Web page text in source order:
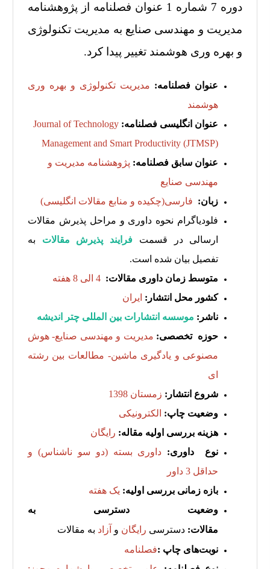
دوره 7 شماره 1 عنوان فصلنامه از پژوهشنامه
مدیریت و مهندسی صنایع به مدیریت تکنولوژی
و بهره وری هوشمند تغییر پیدا کرد.
عنوان فصلنامه: مدیریت تکنولوژی و بهره وری
هوشمند
عنوان انگلیسی فصلنامه: Journal of Technology
Management and Smart Productivity (JTMSP)
عنوان سابق فصلنامه: پژوهشنامه مدیریت و
مهندسی صنایع
زبان: فارسی(چکیده و منابع مقالات انگلیسی)
فلودیاگرام نحوه داوری و مراحل پذیرش مقالات
ارسالی در قسمت فرایند پذیرش مقالات به
تفصیل بیان شده است.
متوسط زمان داوری مقالات: 4 الی 8 هفته
کشور محل انتشار: ایران
ناشر: موسسه انتشارات بین المللی چتر اندیشه
حوزه تخصصی: مدیریت و مهندسی صنایع- هوش
مصنوعی و یادگیری ماشین- مطالعات بین رشته
ای
شروع انتشار: زمستان 1398
وضعیت چاپ: الکترونیکی
هزینه بررسی اولیه مقاله: رایگان
نوع داوری: داوری بسته (دو سو ناشناس) و
حداقل 3 داور
بازه زمانی بررسی اولیه: یک هفته
وضعیت دسترسی به
مقالات: دسترسی رایگان و آزاد به مقالات
نوبت‌های چاپ :فصلنامه